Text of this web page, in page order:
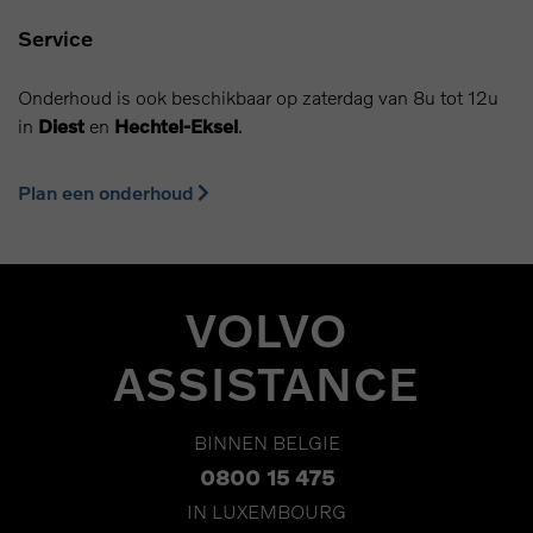
Service
Onderhoud is ook beschikbaar op zaterdag van 8u tot 12u
in Diest en Hechtel-Eksel
Plan een onderhoud
VOLVO
ASSISTANCE
BINNEN BELGIE
0800 15 475
IN LUXEMBOURG